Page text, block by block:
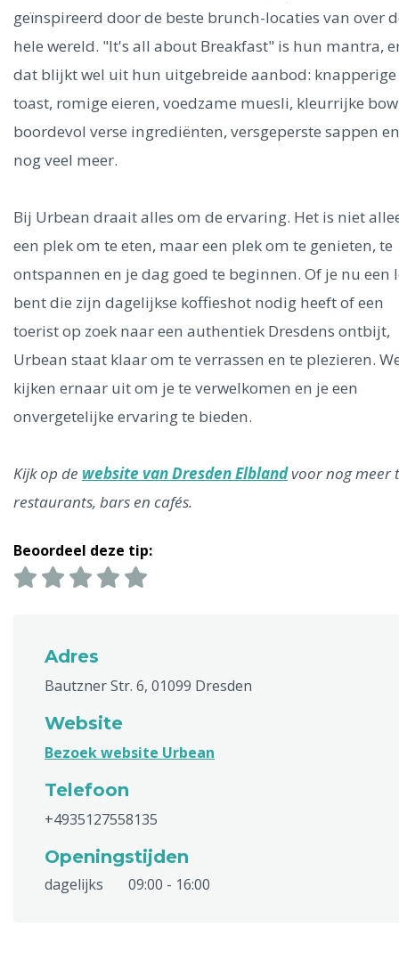
geïnspireerd door de beste brunch-locaties van over
hele wereld. "It's all about Breakfast" is hun mantra,
dat blijkt wel uit hun uitgebreide aanbod: knapperige
toast, romige eieren, voedzame muesli, kleurrijke
boordevol verse ingrediënten, versgeperste sappen en
nog veel meer.
Bij Urbean draait alles om de ervaring. Het is niet
een plek om te eten, maar een plek om te genieten, te
ontspannen en je dag goed te beginnen. Of je nu een
bent die zijn dagelijkse koffieshot nodig heeft of een
toerist op zoek naar een authentiek Dresdens ontbijt,
Urbean staat klaar om te verrassen en te plezieren.
kijken ernaar uit om je te verwelkomen en je een
onvergetelijke ervaring te bieden.
Kijk op de website van Dresden Elblandvoor nog meer
restaurants, bars en cafés.
Beoordeel deze tip:
Adres
Bautzner Str. 6, 01099 Dresden
Website
Bezoek website Urbean
Telefoon
+4935127558135
Openingstijden
dagelijks 09:00 - 16:00